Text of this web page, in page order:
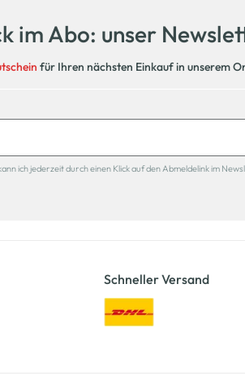
im Abo: unser
für Ihren nächsten Einkauf in unserem
ich jederzeit durch einen Klick auf den Abmeldelink im
Schneller Versand